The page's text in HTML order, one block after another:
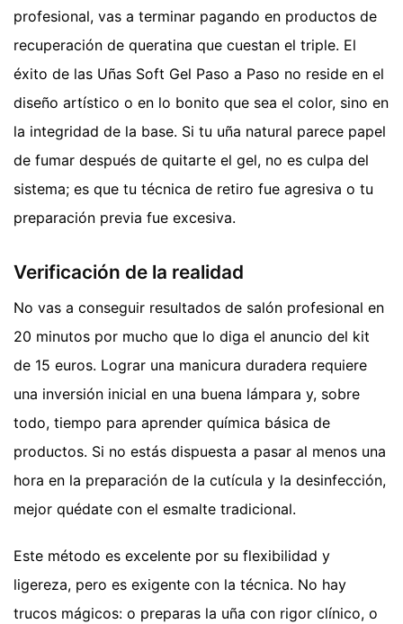
profesional, vas a terminar pagando en productos de
recuperación de queratina que cuestan el triple. El
éxito de las Uñas Soft Gel Paso a Paso no reside en el
diseño artístico o en lo bonito que sea el color, sino en
la integridad de la base. Si tu uña natural parece papel
de fumar después de quitarte el gel, no es culpa del
sistema; es que tu técnica de retiro fue agresiva o tu
preparación previa fue excesiva.
Verificación de la realidad
No vas a conseguir resultados de salón profesional en
20 minutos por mucho que lo diga el anuncio del kit
de 15 euros. Lograr una manicura duradera requiere
una inversión inicial en una buena lámpara y, sobre
todo, tiempo para aprender química básica de
productos. Si no estás dispuesta a pasar al menos una
hora en la preparación de la cutícula y la desinfección,
mejor quédate con el esmalte tradicional.
Este método es excelente por su flexibilidad y
ligereza, pero es exigente con la técnica. No hay
trucos mágicos: o preparas la uña con rigor clínico, o